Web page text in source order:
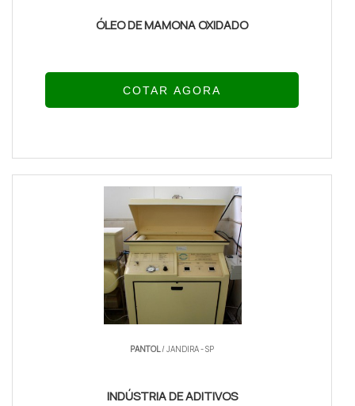
ÓLEO DE MAMONA OXIDADO
COTAR AGORA
PANTOL/ JANDIRA - SP
INDÚSTRIA DE ADITIVOS